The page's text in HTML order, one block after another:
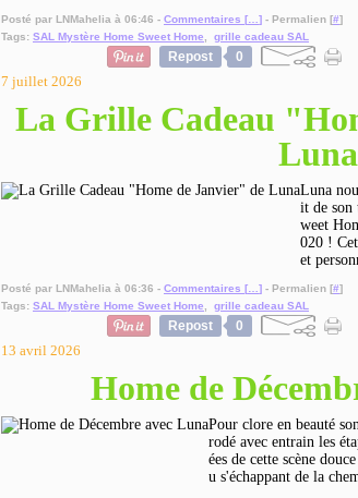
Posté par LNMahelia à 06:46 - Commentaires [ ] - Permalien [#]
Tags: SAL Mystère Home Sweet Home grille cadeau SAL
Repost 0
7 juillet 2026
La Grille Cadeau
Luna
Luna
it de son
weet
020 !
et
Posté par LNMahelia à 06:36 - Commentaires [ ] - Permalien [#]
Tags: SAL Mystère Home Sweet Home grille cadeau SAL
Repost 0
13 avril 2026
Home de
Pour clore en beauté
rodé avec entrain les
ées de cette scène
u s'échappant de la